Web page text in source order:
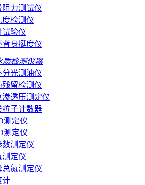
阻力测试仪
度检测仪
试验仪
背身挺度仪
质检测仪器
分光测油仪
残留检测仪
渗透压测定仪
粒子计数器
测定仪
测定仪
数测定仪
测定仪
总氮测定仪
计